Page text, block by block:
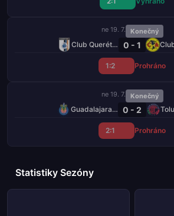
ne 19. 7. Konečný
Club Querétaro 0 - 1
1:2 Prohráno
ne 19. 7. Konečný
Guadalajara Chivas 0 - 2
2:1 Prohráno
Statistiky Sezóny